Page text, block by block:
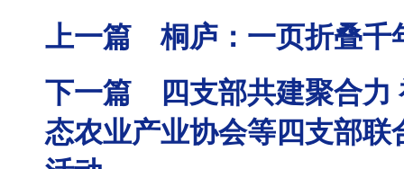
上一篇 桐庐：一页折叠千
下一篇 四支部共建聚合
态农业产业协会等四支部联